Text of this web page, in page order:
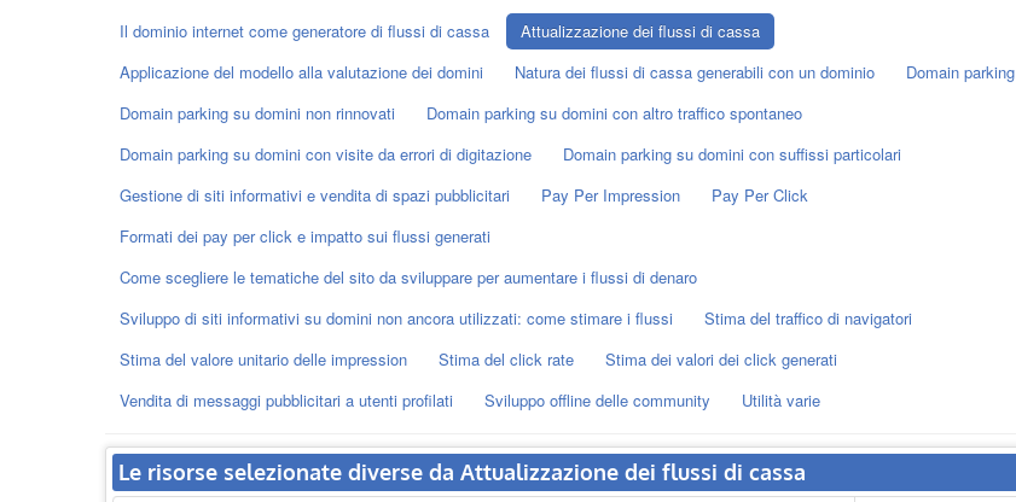
Il dominio internet come generatore di flussi di cassa
Attualizzazione dei flussi di cassa
Applicazione del modello alla valutazione dei domini
Natura dei flussi di cassa generabili con un dominio
Domain parking
Domain parking su domini non rinnovati
Domain parking su domini con altro traffico spontaneo
Domain parking su domini con visite da errori di digitazione
Domain parking su domini con suffissi particolari
Gestione di siti informativi e vendita di spazi pubblicitari
Pay Per Impression
Pay Per Click
Formati dei pay per click e impatto sui flussi generati
Come scegliere le tematiche del sito da sviluppare per aumentare i flussi di denaro
Sviluppo di siti informativi su domini non ancora utilizzati: come stimare i flussi
Stima del traffico di navigatori
Stima del valore unitario delle impression
Stima del click rate
Stima dei valori dei click generati
Vendita di messaggi pubblicitari a utenti profilati
Sviluppo offline delle community Utilità varie
Le risorse selezionate diverse da Attualizzazione dei flussi di cassa